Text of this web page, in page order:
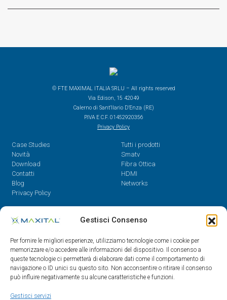
Gestisci Consenso
Per fornire le migliori esperienze, utilizziamo tecnologie come i cookie per
memorizzare e/o accedere alle informazioni del dispositivo. Il consenso a
queste tecnologie ci permetterà di elaborare dati come il comportamento di
navigazione o ID unici su questo sito. Non acconsentire o ritirare il consenso
può influire negativamente su alcune caratteristiche e funzioni.
Gestisci servizi
© FTE MAXIMAL ITALIA SRLU – All rights reserved
Via Edison, 15 42049
Calerno di Sant’Ilario D’Enza (RE)
P.IVA E C.F. 01452920356
Privacy Policy
Case Studies
Novità
Download
Contatti
Blog
Privacy Policy
Tutti i prodotti
Smatv
Fibra Ottica
HDMI
Networks
Contatti
08.30 - 12.30 / 14 - 18
0522/909701
0522/909748